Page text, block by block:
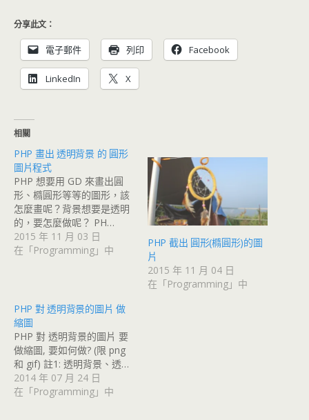
分享此文：
電子郵件 列印 Facebook
LinkedIn X
相關
PHP 畫出 透明背景 的 圓形
圖片程式
PHP 想要用 GD 來畫出圓
形、橢圓形等等的圖形，該
怎麼畫呢？背景想要是透明
的，要怎麼做呢？ PH…
2015 年 11 月 03 日
在「Programming」中
PHP 截出 圓形(橢圓形)的圖
片
2015 年 11 月 04 日
在「Programming」中
PHP 對 透明背景的圖片 做
縮圖
PHP 對 透明背景的圖片 要
做縮圖, 要如何做? (限 png
和 gif) 註1: 透明背景、透…
2014 年 07 月 24 日
在「Programming」中